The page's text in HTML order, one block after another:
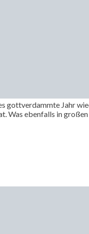
gottverdammte Jahr
Was ebenfalls in